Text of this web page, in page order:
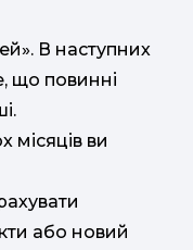
В наступних
що повинні
місяців ви
або новий